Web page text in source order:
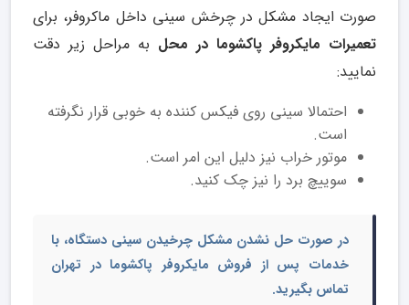
صورت ایجاد مشکل در چرخش سینی داخل ماکروفر، برای
تعمیرات مایکروفر پاکشوما در محل به مراحل زیر دقت
نمایید:
احتمالا سینی روی فیکس کننده به خوبی قرار نگرفته
است.
موتور خراب نیز دلیل این امر است.
سوییچ برد را نیز چک کنید.
در صورت حل نشدن مشکل چرخیدن سینی دستگاه، با
خدمات پس از فروش مایکروفر پاکشوما در تهران
تماس بگیرید.